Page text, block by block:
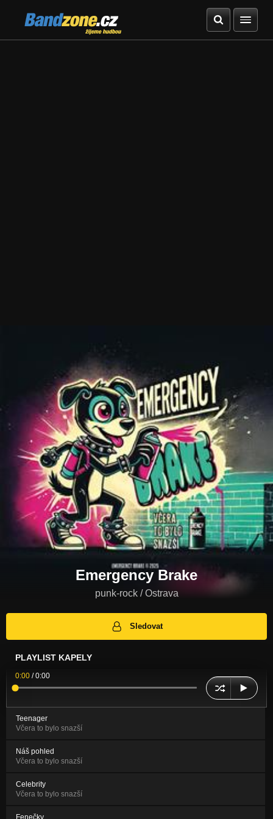
Bandzone.cz
žijeme hudbou
Emergency Brake
punk-rock / Ostrava
Sledovat
PLAYLIST KAPELY
0:00 /0:00
Teenager
Včera to bylo snazší
Náš pohled
Včera to bylo snazší
Celebrity
Včera to bylo snazší
Fenečky